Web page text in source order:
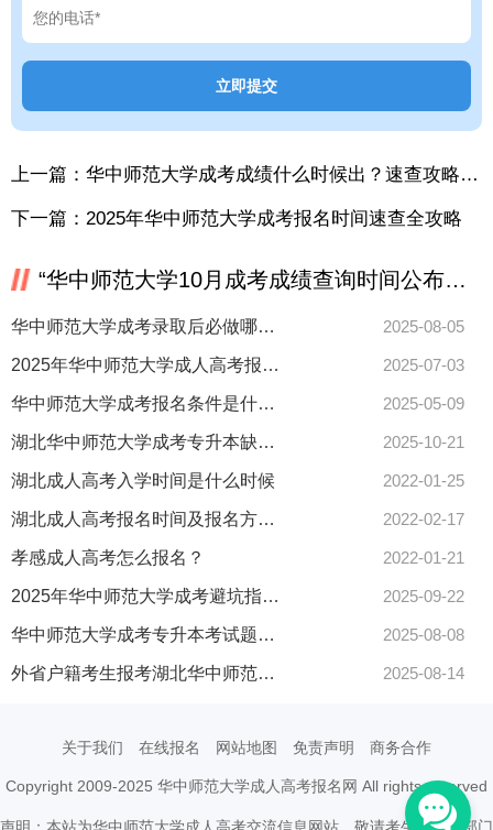
上一篇： 华中师范大学成考成绩什么时候出？速查攻略来了！
下一篇： 2025年华中师范大学成考报名时间速查全攻略
“华中师范大学10月成考成绩查询时间公布了吗？”相关推荐
华中师范大学成考录取后必做哪些准备？具体步骤看这里！ 2025-08-05
2025年华中师范大学成人高考报名指南最新出炉 2025-07-03
华中师范大学成考报名条件是什么？初中毕业速看流程！ 2025-05-09
湖北华中师范大学成考专升本缺考记录档案吗？后果须知 2025-10-21
湖北成人高考入学时间是什么时候 2022-01-25
湖北成人高考报名时间及报名方式怎样的？ 2022-02-17
孝感成人高考怎么报名？ 2022-01-21
2025年华中师范大学成考避坑指南看这篇 2025-09-22
华中师范大学成考专升本考试题型有哪些？一文全解析！ 2025-08-08
外省户籍考生报考湖北华中师范大学成考全攻略 2025-08-14
关于我们 在线报名 网站地图 免责声明 商务合作
Copyright 2009-2025 华中师范大学成人高考报名网 All rights reserved